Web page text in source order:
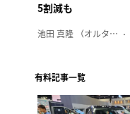
5割減も
池田 真隆 （オルタナ輪番編集長）
有料記事一覧